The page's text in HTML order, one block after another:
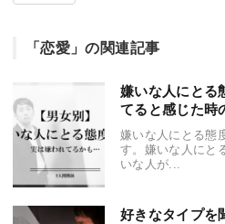
「恋愛」の関連記事
嫌いな人にとる
てると感じた時
嫌いな人にとる態
す。嫌いな人にと
いな人が...
好きなタイプを